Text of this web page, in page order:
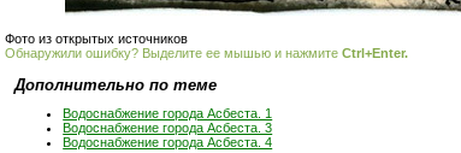
Фото из открытых источников
Обнаружили ошибку? Выделите ее мышью и нажмитеCtrl+Enter.
Дополнительно по теме
Водоснабжение города Асбеста. 1
Водоснабжение города Асбеста. 3
Водоснабжение города Асбеста. 4